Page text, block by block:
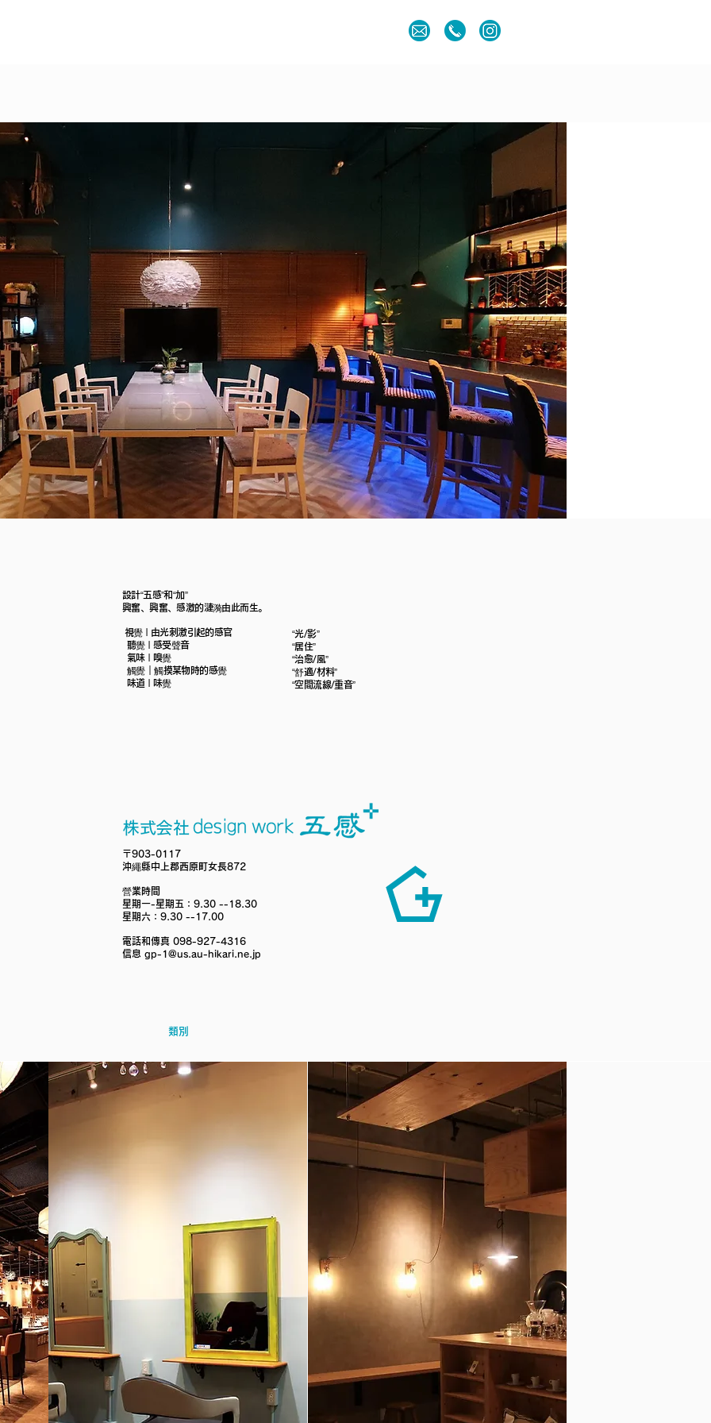
設計“五感”和“加”
興奮、興奮、感激的漣漪由此而生。
視覺 | 由光刺激引起的感官
聽覺 | 感受聲音
氣味 | 嗅覺
觸覺｜觸摸某物時的感覺
味道 | 味覺
“光/影”
“居住”
“治愈/風”
“舒適/材料”
“空間流線/重音”
〒903-0117
沖繩縣中上郡西原町女長872
營業時間
星期一-星期五：9.30 --18.30
星期六：9.30 --17.00
電話和傳真 098-927-4316
信息 gp-1@us.au-hikari.ne.jp
類別